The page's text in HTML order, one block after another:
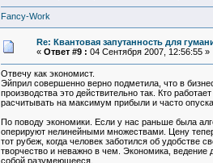
Fancy-Work
Re: Квантовая запутанность для
« Ответ #9 : 04 Сентября 2007, 12:56:55 »
Отвечу как экономист.
Эйприл совершенно верно подметила, что в
производства это действительно так. Кто
расчитывать на максимум прибыли и часто
По поводу экономики. Если у нас раньше была
оперируют нелинейными множествами. Цену
тот рубеж, когда человек заботился об удобстве
творчество и неважно в чем. Экономика, ведение
собой разумеющееся.